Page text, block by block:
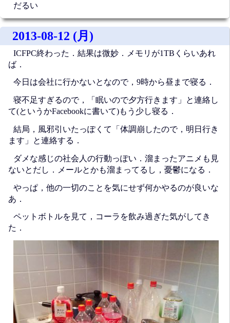
だるい
2013-08-12 (月)
ICFPC終わった．結果は微妙．メモリが1TBくらいあれ
ば．
今日は会社に行かないとなので，9時から昼まで寝る．
寝不足すぎるので，「眠いので夕方行きます」と連絡し
て(というかFacebookに書いて)もう少し寝る．
結局，風邪引いたっぽくて「体調崩したので，明日行き
ます」と連絡する．
ダメな感じの社会人の行動っぽい．溜まったアニメも見
ないとだし．メールとかも溜まってるし，憂鬱になる．
やっぱ，他の一切のことを気にせず何かやるのが良いな
あ．
ペットボトルを見て，コーラを飲み過ぎた気がしてき
た．